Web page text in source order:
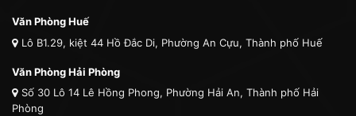
Văn Phòng Huế
Lô B1.29, kiệt 44 Hồ Đắc Di, Phường An Cựu, Thành phố Huế
Văn Phòng Hải Phòng
Số 30 Lô 14 Lê Hồng Phong, Phường Hải An, Thành phố Hải
Phòng